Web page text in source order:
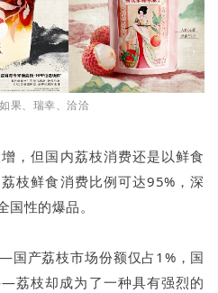
果、瑞幸、洽洽
，但国内荔枝消费还是以鲜食
枝鲜食消费比例可达95%，深
性的爆品。
产荔枝市场份额仅占1%，国
荔枝却成为了一种具有强烈的